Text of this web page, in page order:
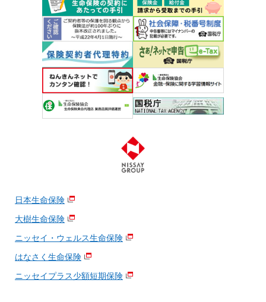
日本生命保険
大樹生命保険
ニッセイ・ウェルス生命保険
はなさく生命保険
ニッセイプラス少額短期保険